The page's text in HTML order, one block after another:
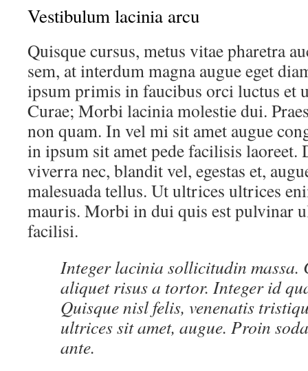
Vestibulum lacinia arcu
Quisque cursus, metus vitae pharetra
sem, at interdum magna augue eget
ipsum primis in faucibus orci luctus et
Curae; Morbi lacinia molestie dui.
non quam. In vel mi sit amet augue
in ipsum sit amet pede facilisis laoreet.
viverra nec, blandit vel, egestas et,
malesuada tellus. Ut ultrices ultrices
mauris. Morbi in dui quis est pulvinar
facilisi.
Integer lacinia sollicitudin massa.
aliquet risus a tortor. Integer id
Quisque nisl felis, venenatis
ultrices sit amet, augue. Proin
ante.